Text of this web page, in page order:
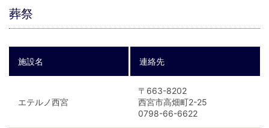
葬祭
施設名 連絡先
エテルノ西宮
〒663-8202
西宮市高畑町2-25
0798-66-6622